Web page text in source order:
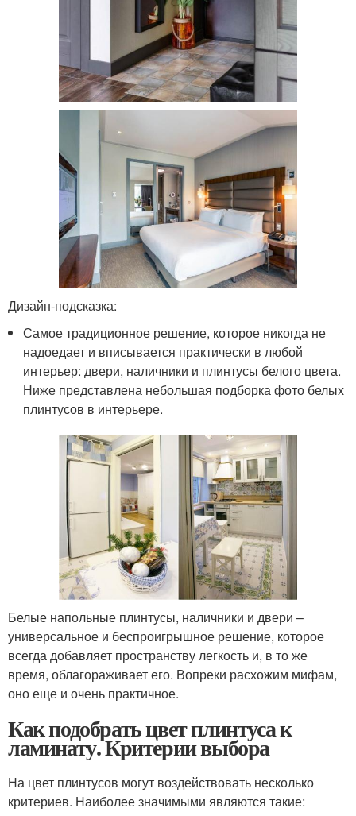
Дизайн-подсказка:
Самое традиционное решение, которое никогда не
надоедает и вписывается практически в любой
интерьер: двери, наличники и плинтусы белого цвета.
Ниже представлена небольшая подборка фото белых
плинтусов в интерьере.
Белые напольные плинтусы, наличники и двери –
универсальное и беспроигрышное решение, которое
всегда добавляет пространству легкость и, в то же
время, облагораживает его. Вопреки расхожим мифам,
оно еще и очень практичное.
Как подобрать цвет плинтуса к
ламинату. Критерии выбора
На цвет плинтусов могут воздействовать несколько
критериев. Наиболее значимыми являются такие: